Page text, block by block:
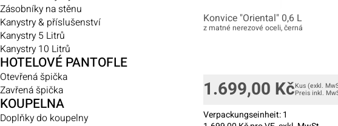
Zásobníky na stěnu
Kanystry & příslušenství
Kanystry 5 Litrů
Kanystry 10 Litrů
HOTELOVÉ PANTOFLE
Otevřená špička
Zavřená špička
KOUPELNA
Doplňky do koupelny
Konvice "Oriental" 0,6 L
z matné nerezové oceli, černá
1.699,00 KčKus (exkl.
Preis inkl.
Verpackungseinheit:1